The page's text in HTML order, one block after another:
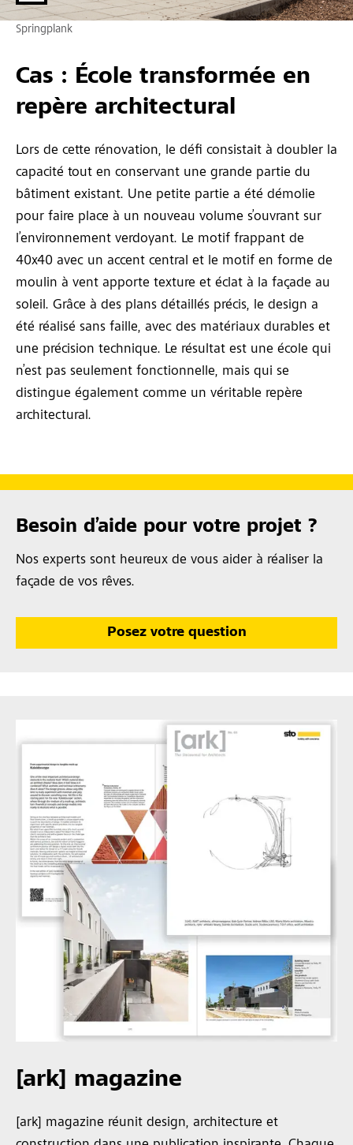
Cas : École transformée en
repère architectural
Lors de cette rénovation, le défi consistait à doubler la
capacité tout en conservant une grande partie du
bâtiment existant. Une petite partie a été démolie
pour faire place à un nouveau volume s’ouvrant sur
l’environnement verdoyant. Le motif frappant de
40x40 avec un accent central et le motif en forme de
moulin à vent apporte texture et éclat à la façade au
soleil. Grâce à des plans détaillés précis, le design a
été réalisé sans faille, avec des matériaux durables et
une précision technique. Le résultat est une école qui
n’est pas seulement fonctionnelle, mais qui se
distingue également comme un véritable repère
architectural.
Springplank
Besoin d’aide pour votre projet ?
Nos experts sont heureux de vous aider à réaliser la
façade de vos rêves.
Posez votre question
[ark] magazine
[ark] magazine réunit design, architecture et